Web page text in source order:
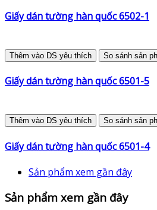
Giấy dán tường hàn quốc 6502-1
Thêm vào DS yêu thích So sánh sản
Giấy dán tường hàn quốc 6501-5
Thêm vào DS yêu thích So sánh sản
Giấy dán tường hàn quốc 6501-4
Sản phẩm xem gần đây
Sản phẩm xem gần đây